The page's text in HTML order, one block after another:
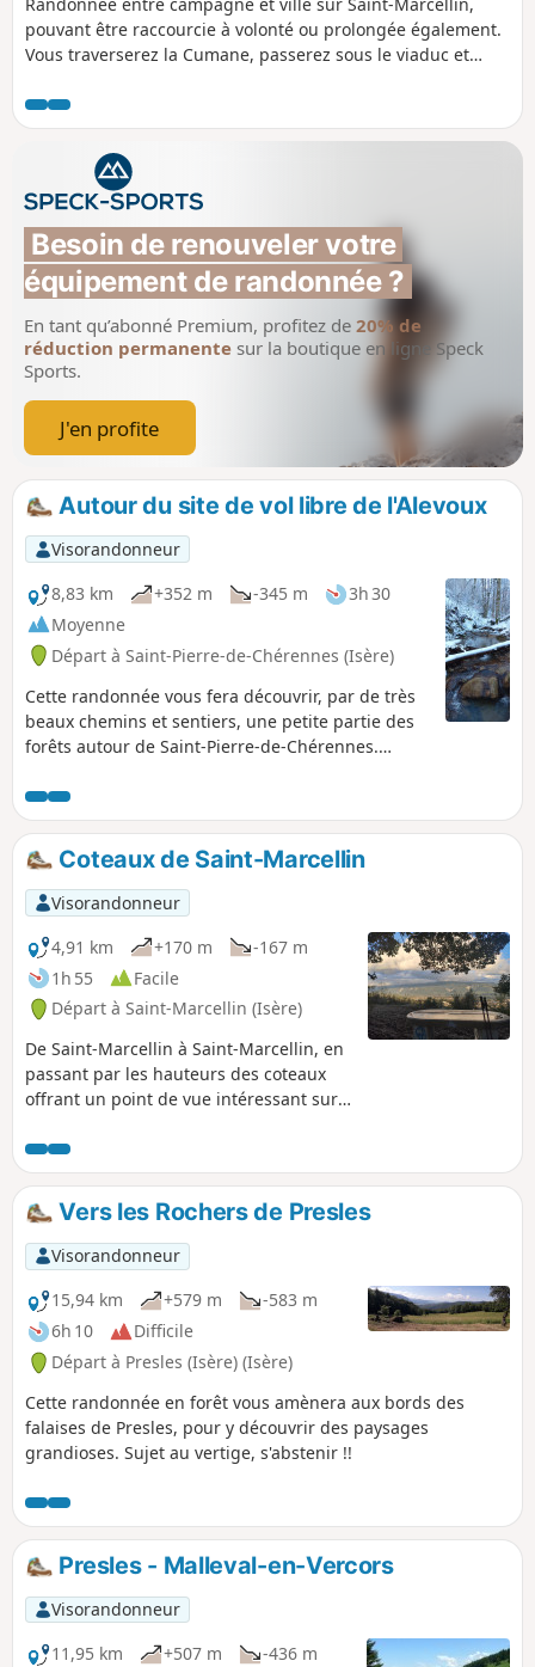
Randonnée entre campagne et ville sur Saint-Marcellin,
pouvant être raccourcie à volonté ou prolongée également.
Vous traverserez la Cumane, passerez sous le viaduc et
Marcellin une superbe vue s'offrira a vos yeux.
Besoin de renouveler votre
équipement de randonnée ?
En tant qu’abonné Premium, profitez de 20% de
réduction permanente sur la boutique en ligne Speck
Sports.
J'en profite
Autour du site de vol libre de l'Alevoux
Visorandonneur
8,83 km
+352 m -345 m
3h 30
Moyenne
Départ à Saint-Pierre-de-Chérennes (Isère)
Cette randonnée vous fera découvrir, par de très
beaux chemins et sentiers, une petite partie des
forêts autour de Saint-Pierre-de-Chérennes.
de part sa diversité de paysages.
Coteaux de Saint-Marcellin
Visorandonneur
4,91 km
+170 m
-167 m
1h 55
Facile
Départ à Saint-Marcellin (Isère)
De Saint-Marcellin à Saint-Marcellin, en
passant par les hauteurs des coteaux
offrant un point de vue intéressant sur
niveau de la table d'orientation.
Randonnée courte mais assez raide,
idéale pour prendre l'air en after work.
Point négatif : traversée d'un champ pas
forcément aisée, voir descriptif.
Vers les Rochers de Presles
Visorandonneur
15,94 km
+579 m
-583 m
6h 10
Difficile
Départ à Presles (Isère) (Isère)
Cette randonnée en forêt vous amènera aux bords des
falaises de Presles, pour y découvrir des paysages
grandioses. Sujet au vertige, s'abstenir !!
Presles - Malleval-en-Vercors
Visorandonneur
11,95 km
+507 m
-436 m